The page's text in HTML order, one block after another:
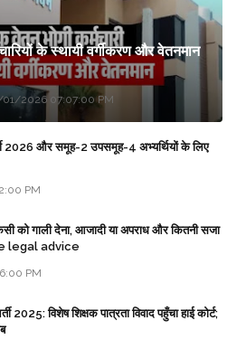
के स्थायी वर्गीकरण और वेतनमान
2026 07:07:00 PM
2026 और समूह-2 उपसमूह-4 अभ्यर्थियों के लिए
PM
को गाली देना, आजादी या अपराध और कितनी सजा
legal advice
PM
2025: विशेष शिक्षक पात्रता विवाद पहुँचा हाई कोर्ट;